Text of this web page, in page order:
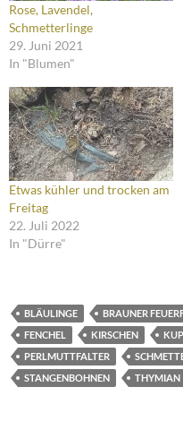
Rose, Lavendel,
Schmetterlinge
29. Juni 2021
In "Blumen"
Etwas kühler und trocken am
Freitag
22. Juli 2022
In "Dürre"
BLÄULINGE BRAUNER
FENCHEL
KIRSCHEN
PERLMUTTFALTER
STANGENBOHNEN
THYMIAN